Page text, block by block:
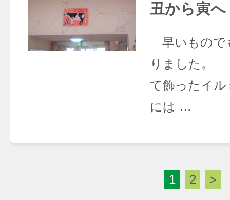
丑から寅へ
早いもので
りました。
て飾ったイ
には …
1 2 >